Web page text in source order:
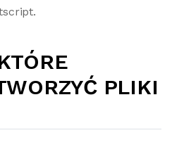
PLIKI